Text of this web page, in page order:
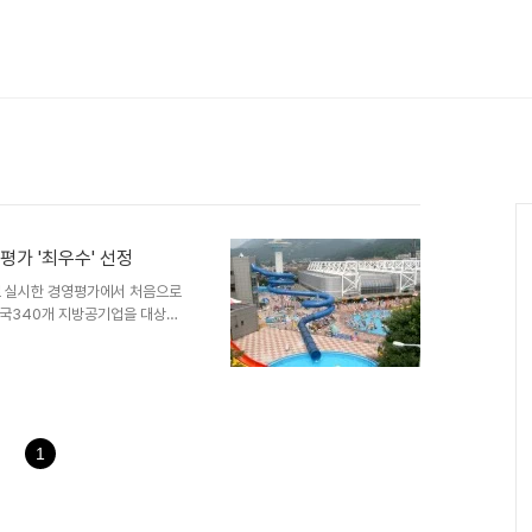
가 '최우수' 선정
시한 경영평가에서 처음으로
340개 지방공기업을 대상으
안양공단)은 전국 시·군·
에서 최우수 공기업의 영예를
1